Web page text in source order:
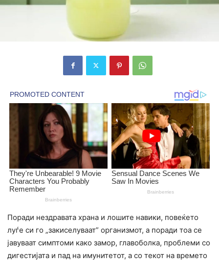
Поради нездравата храна и лошите навики, повеќето
луѓе си го „закиселуваат” организмот, а поради тоа се
јавуваат симптоми како замор, главоболка, проблеми со
дигестијата и пад на имунитетот, а со текот на времето